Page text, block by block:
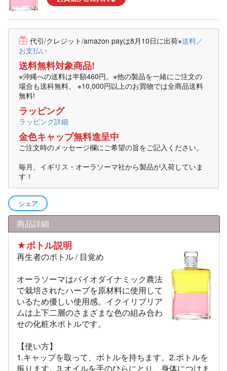
代引/クレジット/amazon payは8月10日に出荷※送料／
お支払い
送料無料対象商品!
※沖縄への送料は半額460円。※他の製品を一緒にご注文の
場合も送科無料。 ※10,000円以上のお買物では全商品送料
無料!
ラッピング
ラッピング詳細
金色キャップ無料進呈中
ご注文時のメッセージ欄にご希望の旨をご記入ください。
毎月、イギリス・オーラソーマ社から製品が入荷していま
す！
シェア
商品詳細
★ボトル説明
再生者のボトル / 目覚め
オーラソーマはバイオダイナミック農法
で栽培されたハーブを原材料に使用して
いるため優しい使用感。イクイリブリア
ムは上下二層のさまざまな色の組み合わ
せの化粧水ボトルです。
【使い方】
1.キャップを取って、ボトルを持ちます。2.ボトルを
振ります。3.オイルを手のひらにとり、身体につけま